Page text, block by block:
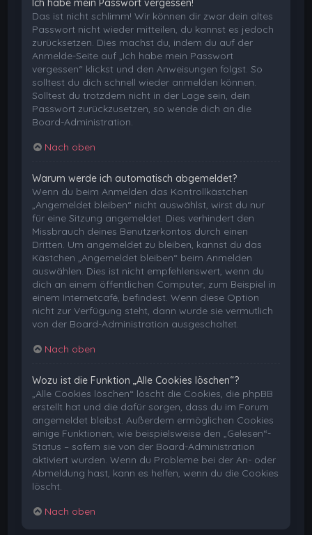
Das ist nicht schlimm! Wir können dir zwar dein altes
Passwort nicht wieder mitteilen, du kannst es jedoch
zurücksetzen. Dies machst du, indem du auf der
Anmelde-Seite auf „Ich habe mein Passwort
vergessen“ klickst und den Anweisungen folgst. So
solltest du dich schnell wieder anmelden können.
Solltest du trotzdem nicht in der Lage sein, dein
Passwort zurückzusetzen, so wende dich an die
Board-Administration.
Nach oben
Warum werde ich automatisch abgemeldet?
Wenn du beim Anmelden das Kontrollkästchen
„Angemeldet bleiben“ nicht auswählst, wirst du nur
für eine Sitzung angemeldet. Dies verhindert den
Missbrauch deines Benutzerkontos durch einen
Dritten. Um angemeldet zu bleiben, kannst du das
Kästchen „Angemeldet bleiben“ beim Anmelden
auswählen. Dies ist nicht empfehlenswert, wenn du
dich an einem öffentlichen Computer, zum Beispiel in
einem Internetcafé, befindest. Wenn diese Option
nicht zur Verfügung steht, dann wurde sie vermutlich
von der Board-Administration ausgeschaltet.
Nach oben
Wozu ist die Funktion „Alle Cookies löschen“?
„Alle Cookies löschen“ löscht die Cookies, die phpBB
erstellt hat und die dafür sorgen, dass du im Forum
angemeldet bleibst. Außerdem ermöglichen Cookies
einige Funktionen, wie beispielsweise den „Gelesen“-
Status – sofern sie von der Board-Administration
aktiviert wurden. Wenn du Probleme bei der An- oder
Abmeldung hast, kann es helfen, wenn du die Cookies
löscht.
Nach oben